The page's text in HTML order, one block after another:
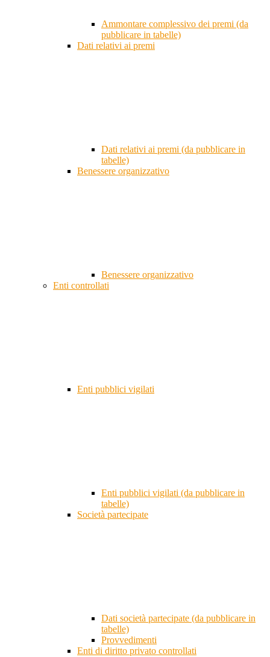
Ammontare complessivo dei premi (da
pubblicare in tabelle)
Dati relativi ai premi
Dati relativi ai premi (da pubblicare in
tabelle)
Benessere organizzativo
Benessere organizzativo
Enti controllati
Enti pubblici vigilati
Enti pubblici vigilati (da pubblicare in
tabelle)
Società partecipate
Dati società partecipate (da pubblicare in
tabelle)
Provvedimenti
Enti di diritto privato controllati